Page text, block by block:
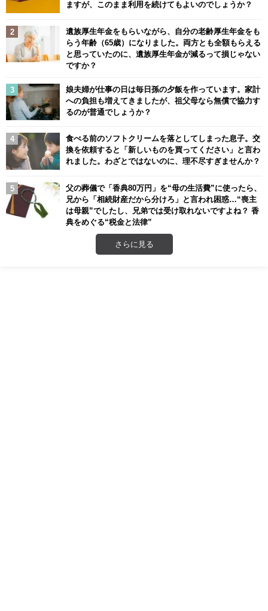
ますが、このまま利用を続けてもよいのでしょうか？
遺族厚生年金をもらいながら、自分の老齢厚生年金をも
らう年齢（65歳）になりました。両方とも全額もらえる
と思っていたのに、遺族厚生年金が減るって損じゃない
ですか？
娘夫婦が仕事の日は毎日孫の夕飯を作っています。家計
への負担も増えてきましたが、祖父母なら無償で協力す
るのが普通でしょうか？
食べる前のソフトクリームを落としてしまった息子。交
換を依頼すると「新しいものを買ってください」と言わ
れました。わざとではないのに、理不尽すぎませんか？
父の葬儀で「香典80万円」を“母の生活費”に使ったら、
兄から「相続財産だから分けろ」と言われ困惑…“喪主
は母親”でしたし、兄弟では受け取れないですよね？ 香
典をめぐる“税金と法律”
さらに見る